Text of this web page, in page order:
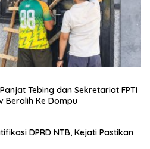
Tebing dan Sekretariat FPTI
Beralih Ke Dompu
DPRD NTB, Kejati Pastikan